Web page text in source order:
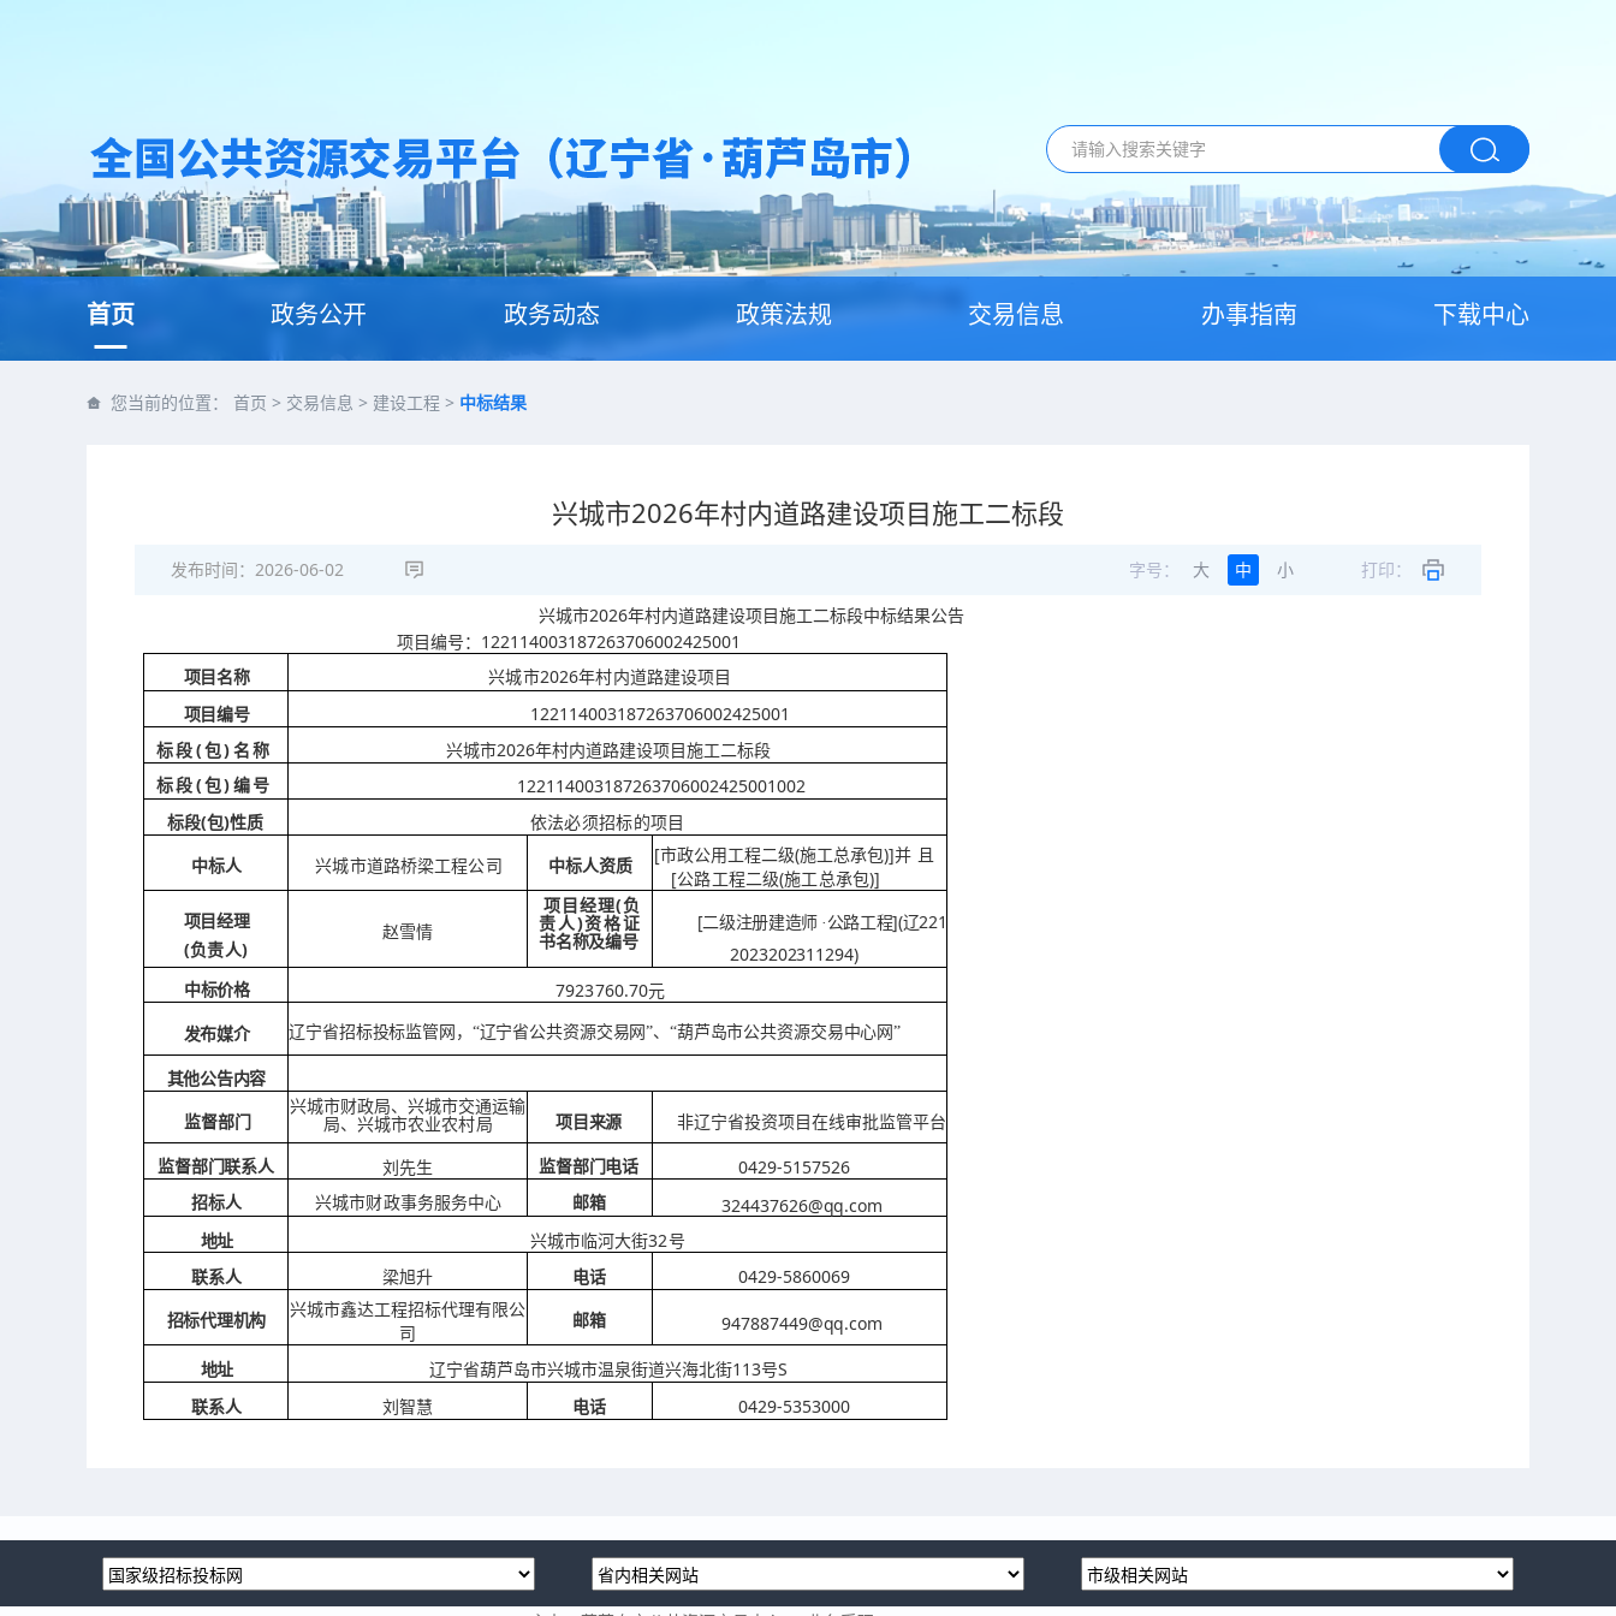
首页 政务公开 政务动态 政策法规 交易信息 办事指南 下载中心
您当前的位置： 首页 > 交易信息 > 建设工程 > 中标结果
兴城市2026年村内道路建设项目施工二标段
发布时间： 2026-06-02 字号： 大 中 小 打印：
兴城市2026年村内道路建设项目施工二标段中标结果公告
项目编号： 122114003187263706002425001
项目名称 兴城市2026年村内道路建设项目
项目编号 122114003187263706002425001
标段 (包)名称 兴城市2026年村内道路建设项目施工二标段
标段 (包)编号 122114003187263706002425001002
标段(包)性质 依法必须招标的项目
中标人 兴城市道路桥梁工程公司 中标人资质
[市政公用工程二级(施工总承包)]并 且
[公路工程二级(施工总承包)]
项目经理
(负责人)
赵雪情
项目经理(负
责人)资格证
书名称及编号
[二级注册建造师 · 公路工程](辽221
2023202311294)
中标价格 7923760.70元
发布媒介 辽宁省招标投标监管网， “辽宁省公共资源交易网”、“葫芦岛市公共资源交易中心网”
其他公告内容
监督部门
兴城市财政局、兴城市交通运输
局、兴城市农业农村局
项目来源 非辽宁省投资项目在线审批监管平台
监督部门联系人 刘先生 监督部门电话 0429-5157526
招标人 兴城市财政事务服务中心 邮箱 324437626@qq.com
地址 兴城市临河大街32号
联系人 梁旭升 电话 0429-5860069
招标代理机构
兴城市鑫达工程招标代理有限公
司
邮箱 947887449@qq.com
地址 辽宁省葫芦岛市兴城市温泉街道兴海北街113号S
联系人 刘智慧 电话 0429-5353000